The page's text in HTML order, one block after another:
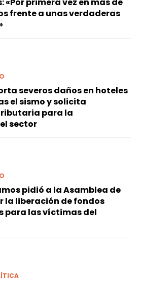
frente a unas verdaderas
severos daños en hoteles
el sismo y solicita
para la
sector
pidió a la Asamblea de
la liberación de fondos
para las víctimas del